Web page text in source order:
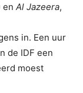
en Al Jazeera,
in. Een uur
de IDF een
moest